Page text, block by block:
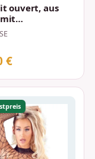
ouvert, aus
in
€